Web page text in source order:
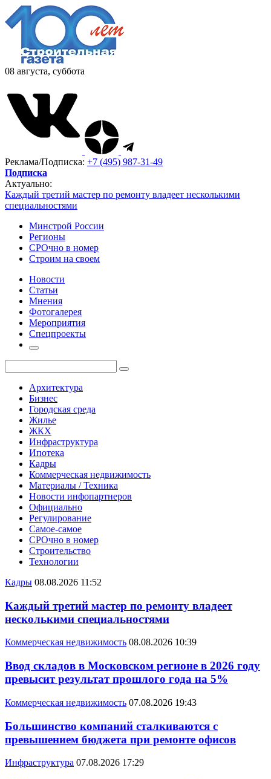
08 августа, суббота
Реклама/Подписка: +7 (495) 987-31-49
Подписка
Актуально:
Каждый третий мастер по ремонту владеет несколькими
специальностями
Минстрой России
Регионы
СРОчно в номер
Строим на своем
Новости
Статьи
Мнения
Фотогалерея
Мероприятия
Спецпроекты
Архитектура
Бизнес
Городская среда
Жилье
ЖКХ
Инфраструктура
Ипотека
Кадры
Коммерческая недвижимость
Материалы / Техника
Новости инфопартнеров
Официально
Регулирование
Самое-самое
СРОчно в номер
Строительство
Технологии
Кадры 08.08.2026 11:52
Каждый третий мастер по ремонту владеет
несколькими специальностями
Коммерческая недвижимость 08.08.2026 10:39
Ввод складов в Московском регионе в 2026 году
превысит результат прошлого года на 5%
Коммерческая недвижимость 07.08.2026 19:43
Большинство компаний сталкиваются с
превышением бюджета при ремонте офисов
Инфраструктура 07.08.2026 17:29